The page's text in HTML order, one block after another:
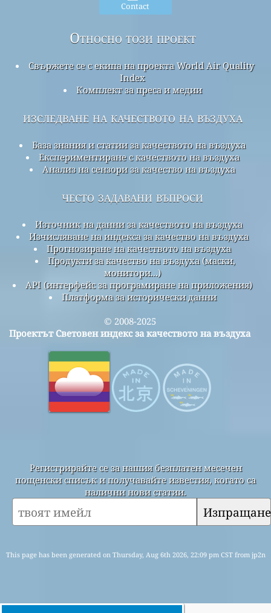
Contact
Относно този проект
Свържете се с екипа на проекта World Air Quality
Index
Комплект за преса и медии
изследване на качеството на въздуха
База знания и статии за качеството на въздуха
Експериментиране с качеството на въздуха
Анализ на сензори за качество на въздуха
често задавани въпроси
Източник на данни за качеството на въздуха
Изчисляване на индекса за качество на въздуха
Прогнозиране на качеството на въздуха
Продукти за качество на въздуха (маски,
монитори...)
API (интерфейс за програмиране на приложения)
Платформа за исторически данни
© 2008-2025
Проектът Световен индекс за качеството на въздуха
Регистрирайте се за нашия безплатен месечен
пощенски списък и получавайте известия, когато са
налични нови статии.
Изпращане
This page has been generated on Thursday, Aug 6th 2026, 22:09 pm CST from jp2n